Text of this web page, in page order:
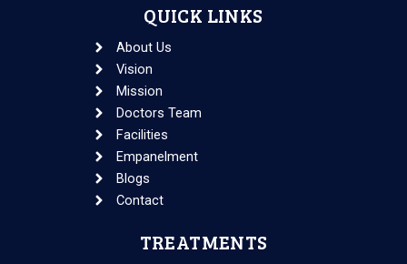
QUICK LINKS
About Us
Vision
Mission
Doctors Team
Facilities
Empanelment
Blogs
Contact
TREATMENTS